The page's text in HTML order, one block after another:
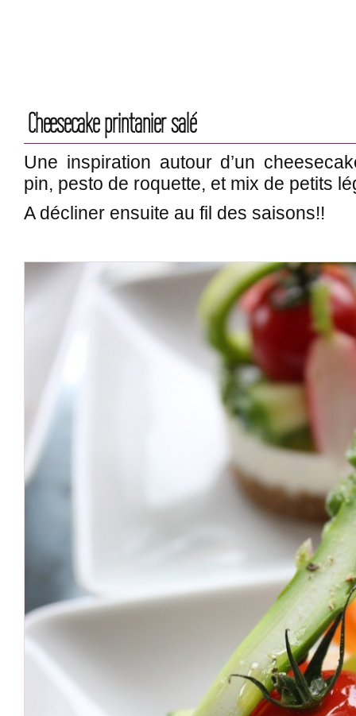
Cheesecake printanier salé
Une inspiration autour d’un
pin, pesto de roquette, et mix de petits
A décliner ensuite au fil des saisons!!